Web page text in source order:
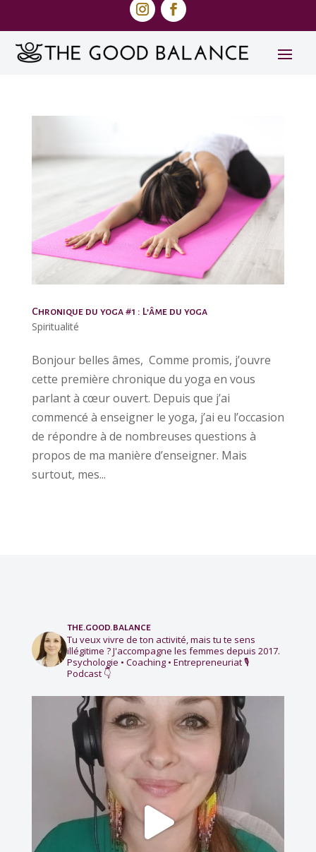
Chronique du yoga #1 : L’âme du yoga
Spiritualité
Bonjour belles âmes, Comme promis, j’ouvre
cette première chronique du yoga en vous
parlant à cœur ouvert. Depuis que j’ai
commencé à enseigner le yoga, j’ai eu l’occasion
de répondre à de nombreuses questions à
propos de ma manière d’enseigner. Mais
surtout, mes...
the.good.balance
Tu veux vivre de ton activité, mais tu te sens
illégitime ?J'accompagne les femmes depuis 2017.
Psychologie • Coaching • Entrepreneuriat🎙️
Podcast 👇